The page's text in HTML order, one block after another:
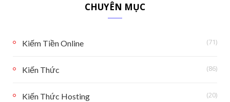
CHUYÊN MỤC
Kiếm Tiền Online (71)
Kiến Thức (86)
Kiến Thức Hosting (20)